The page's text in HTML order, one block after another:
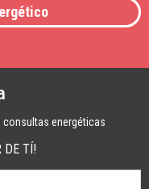
consultas energéticas
DE TÍ!